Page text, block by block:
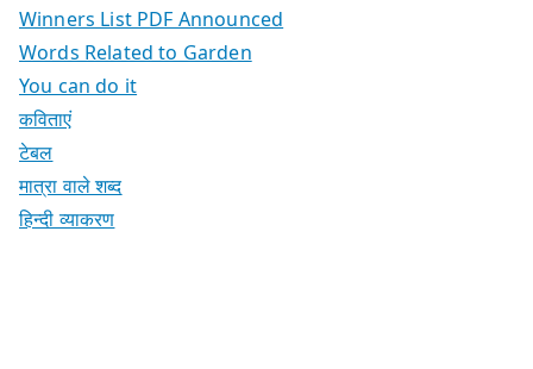
Winners List PDF Announced
Words Related to Garden
You can do it
कविताएं
टेबल
मात्रा वाले शब्द
हिन्दी व्याकरण